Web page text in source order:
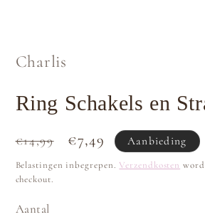
modaal
Charlis
Ring Schakels en
Normale
prijs
€14,99 Aanbiedingsprijs
€7,49 Aanbieding
Belastingen inbegrepen. Verzendkosten
checkout.
Aantal